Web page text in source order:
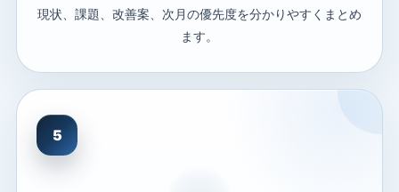
現状、課題、改善案、次月の優先度を分かりやすくまとめ
ます。
5